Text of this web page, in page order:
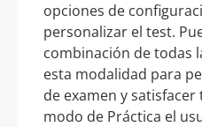
opciones de
personalizar el test.
combinación de todas
esta modalidad para
de examen y satisfacer
modo de Práctica el